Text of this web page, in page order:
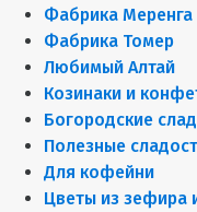
Фабрика Меренга
Фабрика Томер
Любимый Алтай
Козинаки и
Богородские
Полезные
Для кофейни
Цветы из зефира